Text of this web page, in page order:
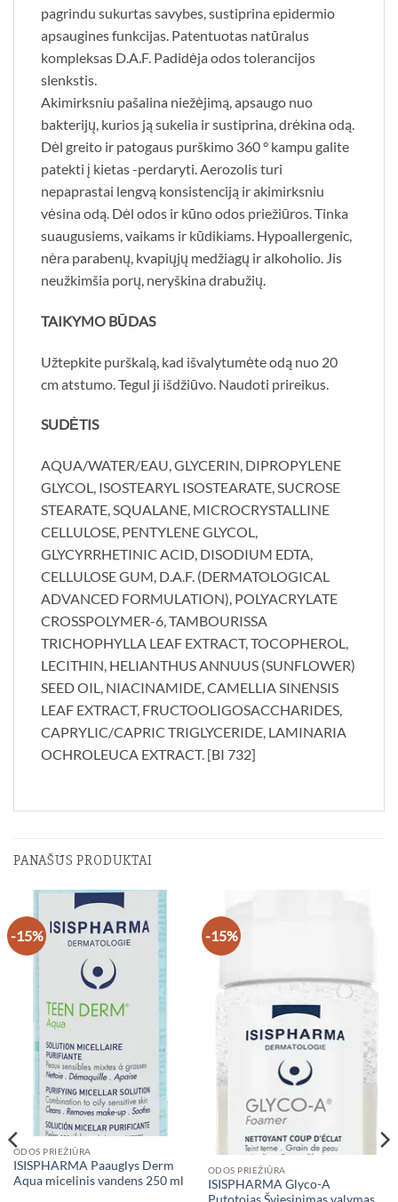
pagrindu sukurtas savybes, sustiprina epidermio
apsaugines funkcijas. Patentuotas natūralus
kompleksas D.A.F. Padidėja odos tolerancijos
slenkstis.
Akimirksniu pašalina niežėjimą, apsaugo nuo
bakterijų, kurios ją sukelia ir sustiprina, drėkina odą.
Dėl greito ir patogaus purškimo 360 ° kampu galite
patekti į kietas -perdaryti. Aerozolis turi
nepaprastai lengvą konsistenciją ir akimirksniu
vėsina odą. Dėl odos ir kūno odos priežiūros. Tinka
suaugusiems, vaikams ir kūdikiams. Hypoallergenic,
nėra parabenų, kvapiųjų medžiagų ir alkoholio. Jis
neužkimšia porų, neryškina drabužių.
TAIKYMO BŪDAS
Užtepkite purškalą, kad išvalytumėte odą nuo 20
cm atstumo. Tegul ji išdžiūvo. Naudoti prireikus.
SUDĖTIS
AQUA/WATER/EAU, GLYCERIN, DIPROPYLENE
GLYCOL, ISOSTEARYL ISOSTEARATE, SUCROSE
STEARATE, SQUALANE, MICROCRYSTALLINE
CELLULOSE, PENTYLENE GLYCOL,
GLYCYRRHETINIC ACID, DISODIUM EDTA,
CELLULOSE GUM, D.A.F. (DERMATOLOGICAL
ADVANCED FORMULATION), POLYACRYLATE
CROSSPOLYMER-6, TAMBOURISSA
TRICHOPHYLLA LEAF EXTRACT, TOCOPHEROL,
LECITHIN, HELIANTHUS ANNUUS (SUNFLOWER)
SEED OIL, NIACINAMIDE, CAMELLIA SINENSIS
LEAF EXTRACT, FRUCTOOLIGOSACCHARIDES,
CAPRYLIC/CAPRIC TRIGLYCERIDE, LAMINARIA
OCHROLEUCA EXTRACT. [BI 732]
PANAŠŪS PRODUKTAI
-15%
ODOS PRIEŽIŪRA
ISISPHARMA Paauglys Derm
Aqua micelinis vandens 250 ml
-15%
ODOS PRIEŽIŪRA
ISISPHARMA Glyco-A